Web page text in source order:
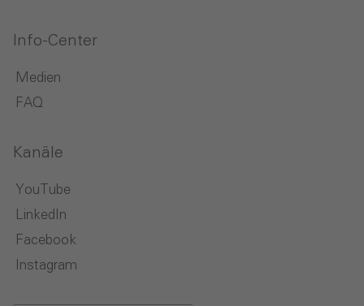
Info-Center
Medien
FAQ
Kanäle
YouTube
LinkedIn
Facebook
Instagram